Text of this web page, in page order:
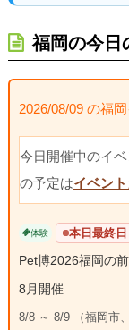
福岡の今日
2026/08/09 の福
今日開催中のイ
の予定はイベン
体験 本日最終日
Pet博2026福岡の
8月開催
8/8 ～ 8/9 （福岡市